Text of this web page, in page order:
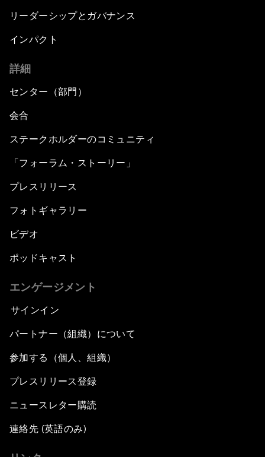
リーダーシップとガバナンス
インパクト
詳細
センター（部門）
会合
ステークホルダーのコミュニティ
「フォーラム・ストーリー」
プレスリリース
フォトギャラリー
ビデオ
ポッドキャスト
エンゲージメント
サインイン
パートナー（組織）について
参加する（個人、組織）
プレスリリース登録
ニュースレター購読
連絡先 (英語のみ)